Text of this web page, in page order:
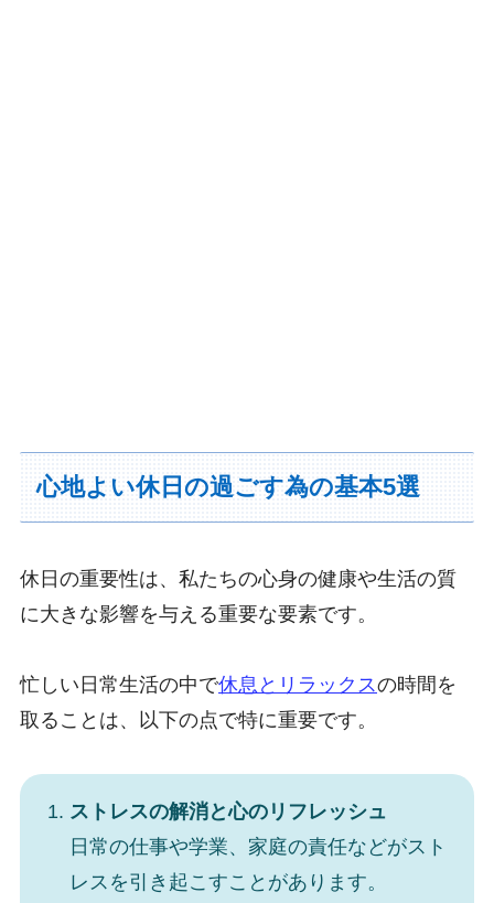
心地よい休日の過ごす為の基本5選
休日の重要性は、私たちの心身の健康や生活の質
に大きな影響を与える重要な要素です。
忙しい日常生活の中で休息とリラックスの時間を
取ることは、以下の点で特に重要です。
ストレスの解消と心のリフレッシュ
日常の仕事や学業、家庭の責任などがスト
レスを引き起こすことがあります。